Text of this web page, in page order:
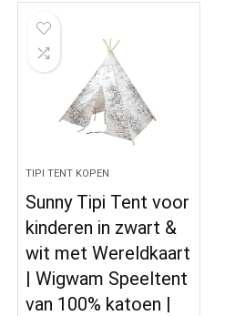
TIPI TENT KOPEN
Sunny Tipi Tent voor
kinderen in zwart &
wit met Wereldkaart
| Wigwam Speeltent
van 100% katoen |